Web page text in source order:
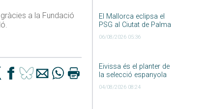
El Mallorca eclipsa el
PSG al Ciutat de Palma
06/08/2026 05:36
Eivissa és el planter de
la selecció espanyola
04/08/2026 08:24
a la Fundació